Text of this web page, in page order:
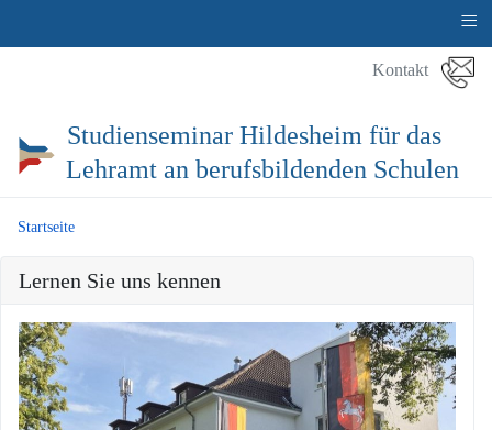
Kontakt
Studienseminar Hildesheim für das
Lehramt an berufsbildenden Schulen
Startseite
Lernen Sie uns kennen
≡